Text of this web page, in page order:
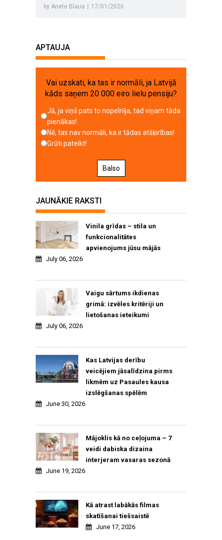
by Anete Blaua | 17/01/2026
APTAUJA
Vai uzskati, ka tas ir normāli, ja Latvijā
kāds saņem 20 000 eiro lielu pensiju?
Jā, ja viņš pats to nopelnīja, tad viņam tāda
pienākas!
Nē, tas nav normāli, ka ir tādas atšķirības!
Grūti pateikt!
Balso
JAUNĀKIE RAKSTI
Vinila grīdas – stila un
funkcionalitātes
apvienojums jūsu mājās
July 06, 2026
Vaigu sārtums ikdienas
grimā: izvēles kritēriji un
lietošanas ieteikumi
July 06, 2026
Kas Latvijas derību
veicējiem jāsalīdzina pirms
likmēm uz Pasaules kausa
izslēgšanas spēlēm
June 30, 2026
Mājoklis kā no ceļojuma – 7
veidi dabiska dizaina
interjeram vasaras sezonā
June 19, 2026
Kā atrast labākās filmas
skatīšanai tiešsaistē
June 17, 2026